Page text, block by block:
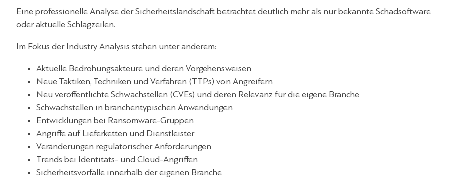
Eine professionelleAnalyseder Sicherheitslandschaft betrachtet deutlich mehr als nur bekannte Schadsoftware
oder aktuelle Schlagzeilen.
Im Fokus derIndustry Analysis stehen unter anderem:
Aktuelle Bedrohungsakteure und deren Vorgehensweisen
Neue Taktiken, Techniken und Verfahren (TTPs) von Angreifern
Neu veröffentlichte Schwachstellen (CVEs) und deren Relevanz für die eigene Branche
Schwachstellen in branchentypischen Anwendungen
Entwicklungen bei Ransomware-Gruppen
Angriffe auf Lieferketten und Dienstleister
Veränderungen regulatorischer Anforderungen
Trends bei Identitäts- und Cloud-Angriffen
Sicherheitsvorfälle innerhalb der eigenen Branche